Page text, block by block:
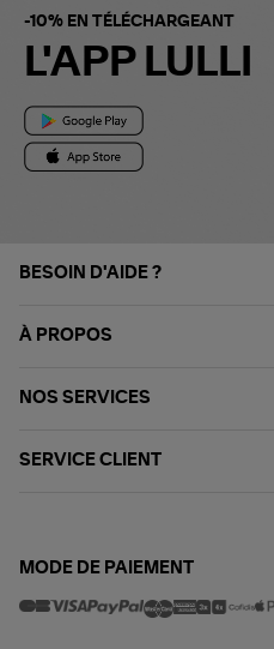
-10% EN TÉLÉCHARGEANT
L'APP LULLI
BESOIN D'AIDE ?
À PROPOS
NOS SERVICES
SERVICE CLIENT
MODE DE PAIEMENT